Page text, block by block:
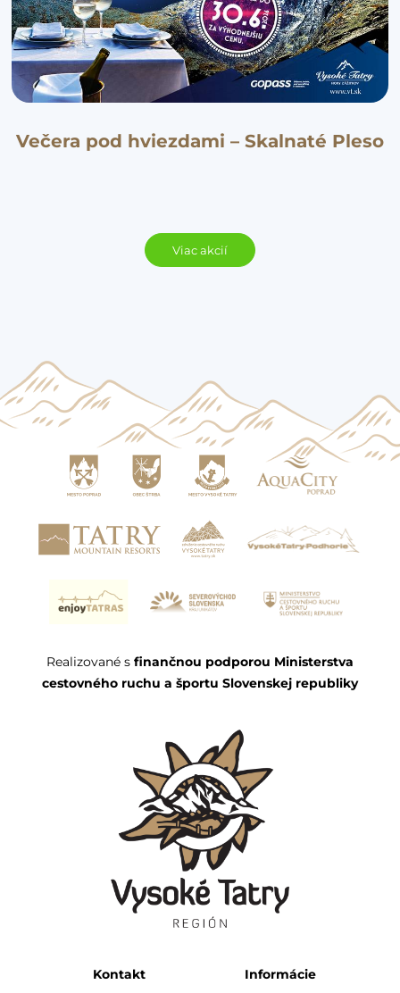
Večera pod hviezdami – Skalnaté Pleso
Viac akcií
Realizované s finančnou podporou Ministerstva
cestovného ruchu a športu Slovenskej republiky
Kontakt Informácie